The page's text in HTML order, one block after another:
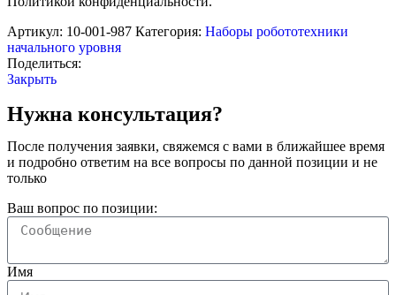
Артикул: 10-001-987 Категория: Наборы робототехники
начального уровня
Поделиться:
Закрыть
Нужна консультация?
После получения заявки, свяжемся с вами в ближайшее время
и подробно ответим на все вопросы по данной позиции и не
только
Ваш вопрос по позиции:
Имя